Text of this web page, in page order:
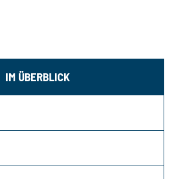
IM ÜBERBLICK